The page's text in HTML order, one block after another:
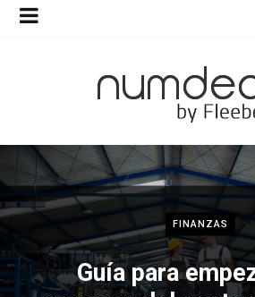
FINANZAS
Guía para